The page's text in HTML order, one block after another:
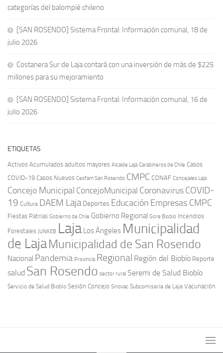
categorías del balompié chileno
[SAN ROSENDO] Sistema Frontal: Información comunal, 18 de
julio 2026
Costanera Sur de Laja contará con una inversión de más de $225
millones para su mejoramiento
[SAN ROSENDO] Sistema Frontal: Información comunal, 16 de
julio 2026
ETIQUETAS
Activos Acumulados adultos mayores Alcalde Laja Carabineros de Chile Casos
COVID-19 Casos Nuevos Cesfam San Rosendo CMPC CONAF Concejales Laja
Concejo Municipal ConcejoMunicipal CoronavirusCOVID-
19 Cultura DAEM Laja Deportes Educación Empresas CMPC
Fiestas Patrias Gobierno de Chile Gobierno Regional Gore Biobío Incendios
Forestales JUNAEB Laja Los Ángeles Municipalidad
de LajaMunicipalidad de San Rosendo
Nacional Pandemia Provincia Regional Región del Biobío Reporte
salud San Rosendo sector rural Seremi de Salud Biobío
Servicio de Salud Biobío Sesión Concejo Sinovac Subcomisaría de Laja Vacunación